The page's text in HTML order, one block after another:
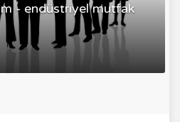
- endüstriyel mutfak